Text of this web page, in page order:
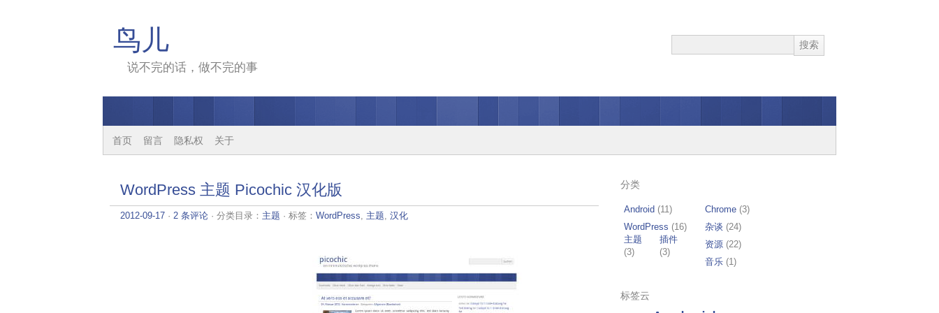
鸟儿
说不完的话，做不完的事
首页 留言 隐私权 关于
WordPress 主题 Picochic 汉化版
2012-09-17 · 2 条评论 · 分类目录： 主题 · 标签： WordPress, 主题, 汉化
分类
Android (11) Chrome (3)
WordPress (16)
主题
(3)
插件
(3)
杂谈 (24)
资源 (22)
音乐 (1)
标签云